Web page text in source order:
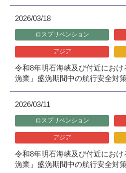
2026/03/18
ロスプリベンション
アジア
令和8年明石海峡及び付近におけ
漁業」盛漁期間中の航行安全対
2026/03/11
ロスプリベンション
アジア
令和8年明石海峡及び付近におけ
漁業」盛漁期間中の航行安全対